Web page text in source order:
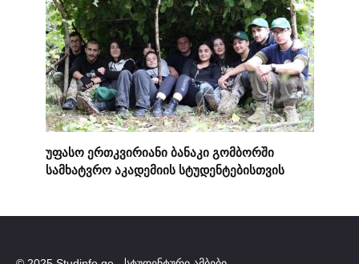
უფასო ერთკვირიანი ბანაკი გომბორში
სამხატვრო აკადემიის სტუდენტებისთვის